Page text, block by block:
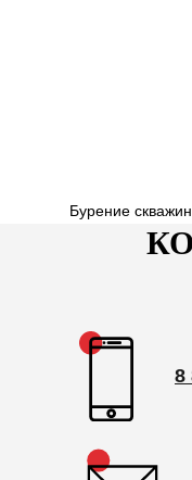
Бурение
8